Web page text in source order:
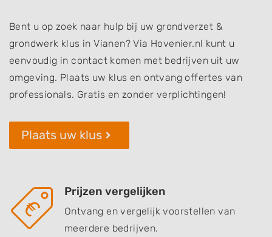
Bent u op zoek naar hulp bij uw grondverzet &
grondwerk klus in Vianen? Via Hovenier.nl kunt u
eenvoudig in contact komen met bedrijven uit uw
omgeving. Plaats uw klus en ontvang offertes van
professionals. Gratis en zonder verplichtingen!
Plaats uw klus
Prijzen vergelijken
Ontvang en vergelijk voorstellen van
meerdere bedrijven.